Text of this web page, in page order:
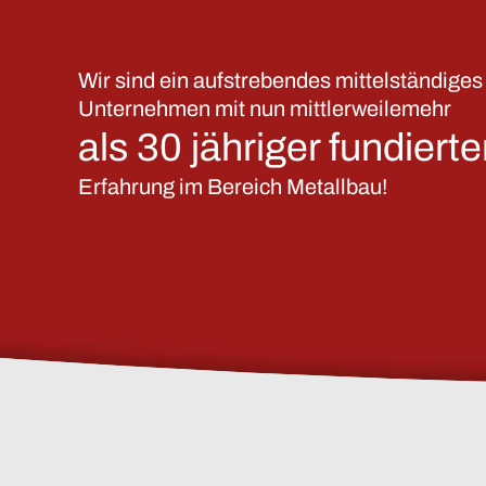
Wir sind ein aufstrebendes mittelständiges
Unternehmen mit nun mittlerweilemehr
als 30 jähriger
Erfahrung im Bereich Metallbau!